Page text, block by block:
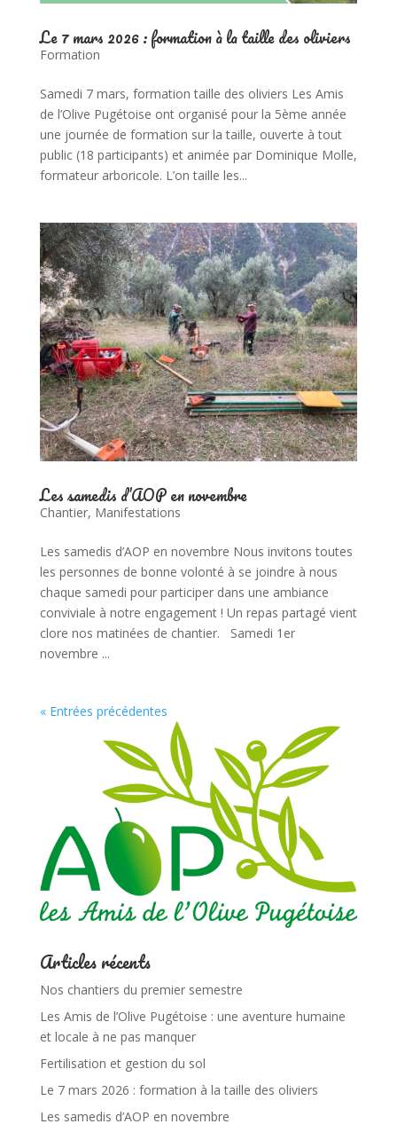
Le 7 mars 2026 : formation à la taille des oliviers
Formation
Samedi 7 mars, formation taille des oliviers Les Amis
de l’Olive Pugétoise ont organisé pour la 5ème année
une journée de formation sur la taille, ouverte à tout
public (18 participants) et animée par Dominique Molle,
formateur arboricole. L’on taille les...
Les samedis d’AOP en novembre
Chantier, Manifestations
Les samedis d’AOP en novembre Nous invitons toutes
les personnes de bonne volonté à se joindre à nous
chaque samedi pour participer dans une ambiance
conviviale à notre engagement ! Un repas partagé vient
clore nos matinées de chantier. Samedi 1er
novembre ...
« Entrées précédentes
Articles récents
Nos chantiers du premier semestre
Les Amis de l’Olive Pugétoise : une aventure humaine
et locale à ne pas manquer
Fertilisation et gestion du sol
Le 7 mars 2026 : formation à la taille des oliviers
Les samedis d’AOP en novembre